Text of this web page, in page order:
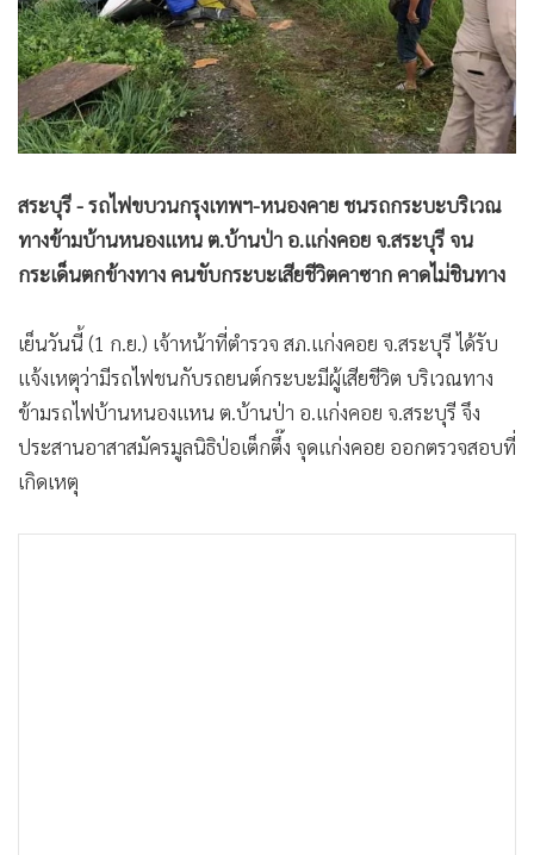
• MGR Live
• Infographic
• การเมือง
• ท่องเที่ยว
• กีฬา
• ต่างประเทศ
• Special Scoop
• เศรษฐกิจ-ธุรกิจ
• ชุมชน-คุณภาพชีวิต
• อาชญากรรม
• Motoring
• เกม
• วิทยาศาสตร์
• SMEs
สระบุรี - รถไฟขบวนกรุงเทพฯ-หนองคาย ชนรถกระบะบริเวณ
ทางข้ามบ้านหนองแหน ต.บ้านป่า อ.แก่งคอย จ.สระบุรี จน
กระเด็นตกข้างทาง คนขับกระบะเสียชีวิตคาซาก คาดไม่ชินทาง
เย็นวันนี้ (1 ก.ย.) เจ้าหน้าที่ตำรวจ สภ.แก่งคอย จ.สระบุรี ได้รับ
แจ้งเหตุว่ามีรถไฟชนกับรถยนต์กระบะมีผู้เสียชีวิต บริเวณทาง
ข้ามรถไฟบ้านหนองแหน ต.บ้านป่า อ.แก่งคอย จ.สระบุรี จึง
ประสานอาสาสมัครมูลนิธิป่อเต็กตึ๊ง จุดแก่งคอย ออกตรวจสอบที่
เกิดเหตุ